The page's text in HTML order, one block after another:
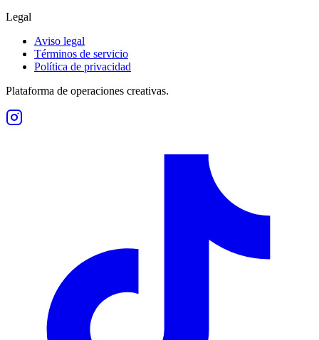
Legal
Aviso legal
Términos de servicio
Política de privacidad
Plataforma de operaciones creativas.